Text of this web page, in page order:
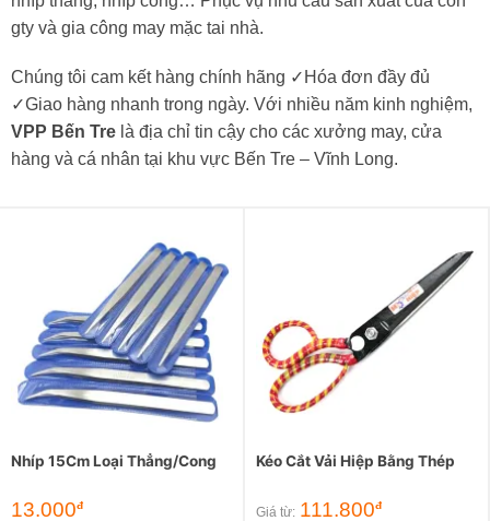
gty và gia công may mặc tai nhà.
Chúng tôi cam kết hàng chính hãng ✓Hóa đơn đầy đủ
✓Giao hàng nhanh trong ngày. Với nhiều năm kinh nghiệm,
VPP Bến Tre là địa chỉ tin cậy cho các xưởng may, cửa
hàng và cá nhân tại khu vực Bến Tre – Vĩnh Long.
Nhíp 15Cm Loại Thẳng/Cong
13.000đ
Kéo Cắt Vải Hiệp Bằng Thép
Giá từ: 111.800đ